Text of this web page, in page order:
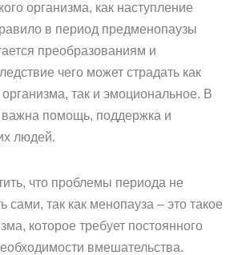
организма, как наступление
в период предменопаузы
преобразованиям и
чего может страдать как
так и эмоциональное. В
важна помощь, поддержка и
людей.
что проблемы периода не
сами, так как менопауза – это такое
которое требует постоянного
вмешательства.